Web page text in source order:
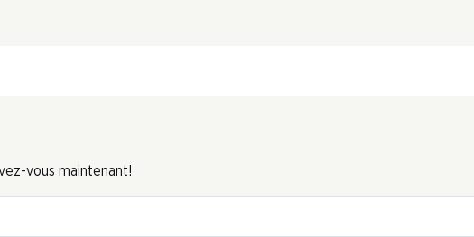
vous maintenant!